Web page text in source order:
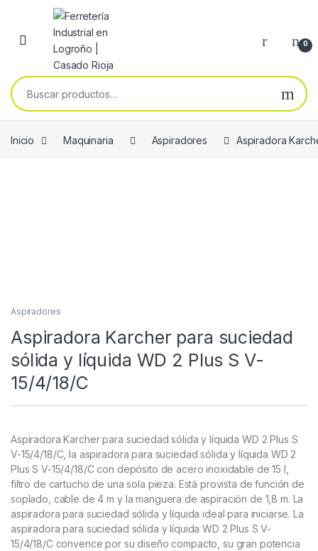
Skip to navigation
Skip to content
0
Buscar por:
Inicio Maquinaria Aspiradores Aspiradora
Aspiradores
Aspiradora Karcher para suciedad
sólida y líquida WD 2 Plus S V-
15/4/18/C
Aspiradora Karcher para suciedad sólida y líquida WD 2 Plus S
V-15/4/18/C, la aspiradora para suciedad sólida y líquida WD 2
Plus S V-15/4/18/C con depósito de acero inoxidable de 15 l,
filtro de cartucho de una sola pieza. Está provista de función de
soplado, cable de 4 m y la manguera de aspiración de 1,8 m. La
aspiradora para suciedad sólida y líquida ideal para iniciarse. La
aspiradora para suciedad sólida y líquida WD 2 Plus S V-
15/4/18/C convence por su diseño compacto, su gran potencia